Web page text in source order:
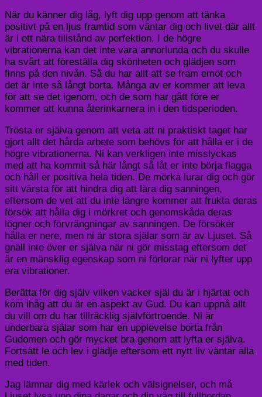
När du känner dig låg, lyft dig upp genom att tänka
positivt på en ljus framtid som väntar dig och livet där allt
är i ett nära tillstånd av perfektion. I de högre
vibrationerna kan det inte vara annorlunda och du skulle
ha svårt att föreställa dig skönheten och glädjen som
finns på den nivån. Så du har allt att se fram emot och
det är inte så långt borta. Många av er kommer att leva
för att se det igenom, och de som har gått före er
kommer att kunna återinkarnera in i den tidsperioden.
Trösta er själva genom att veta att ni praktiskt taget har
gjort allt det hårda arbete som behövs för att hålla er i de
högre vibrationerna. Ni kan verkligen inte misslyckas
med att ha kommit så här långt så låt er inte börja flagga
och håll er positiva hela tiden. De mörka lurar dig och gör
sitt värsta för att hindra dig att lära dig sanningen,
eftersom de vet att du inte längre kommer att frukta deras
försök att hålla dig i mörkret och genomskåda deras
lögner och förvrängningar av sanningen. De försöker
hålla er nere, men ni är stora själar som är av Ljuset. Så
gnäll inte över er själva när ni gör misstag eftersom det
är en mänsklig egenskap som ni förlorar när ni lyfter upp
era vibrationer.
Berätta för dig själv vilken vacker själ du är i hjärtat och
kom ihåg att du är en aspekt av Gud. Du kan uppnå allt
du vill om du har tillräcklig självförtroende. Ni är
underbara själar som har en upplevelse borta från
Gudomen och gör mycket bra genom att lyfta er själva.
Fortsätt le och lev i glädje eftersom ett nytt liv väntar alla
med tiden.
Jag lämnar dig med kärlek och välsignelser, och må